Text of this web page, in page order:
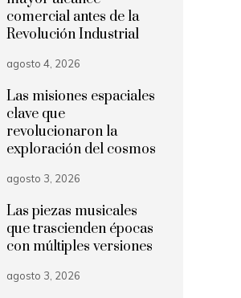
comercial antes de la
Revolución Industrial
agosto 4, 2026
Las misiones espaciales
clave que
revolucionaron la
exploración del cosmos
agosto 3, 2026
Las piezas musicales
que trascienden épocas
con múltiples versiones
agosto 3, 2026